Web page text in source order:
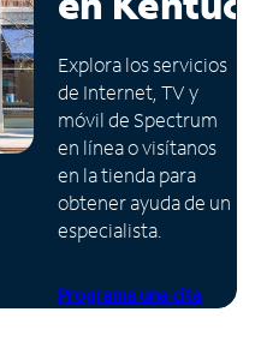
Explora los servicios
de Internet, TV y
móvil de Spectrum
en línea o visítanos
en la tienda para
obtener ayuda de un
especialista.
Programa una cita